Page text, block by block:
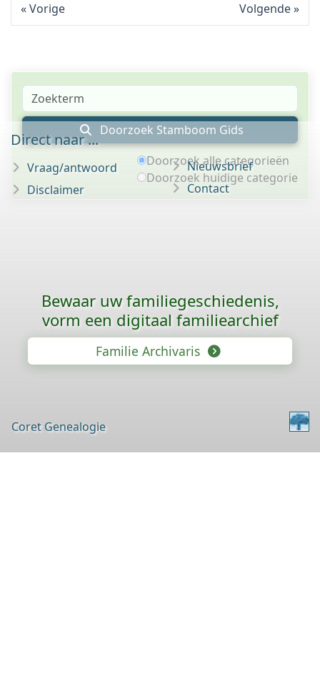
Vorige Volgende
Doorzoek Stamboom Gids
Doorzoek alle categorieën
Doorzoek huidige categorie
Direct naar ...
Vraag/antwoord
Disclaimer
Nieuwsbrief
Contact
Bewaar uw familie­geschiedenis,
vorm een digitaal familiearchief
Familie Archivaris
Coret Genealogie